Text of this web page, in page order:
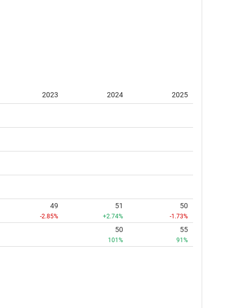
2023 2024
2025
49
-2.85%
51
+2.74%
50
-1.73%
50
101%
55
91%